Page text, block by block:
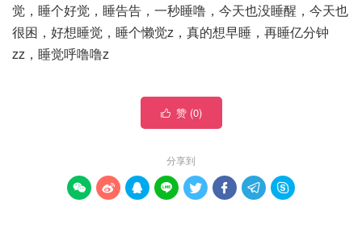
觉，睡个好觉，睡告告，一秒睡噜，今天也没睡醒，今天也
很困，好想睡觉，睡个懒觉z，真的想早睡，再睡亿分钟
zz，睡觉呼噜噜z
 赞 (0)
分享到
       